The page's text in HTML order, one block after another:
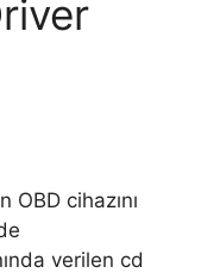
OBD cihazını
verilen cd